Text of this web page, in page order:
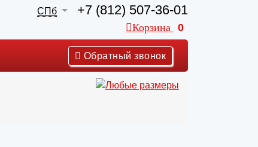
СПб +7 (812) 507-36-01
Корзина 0
Обратный звонок